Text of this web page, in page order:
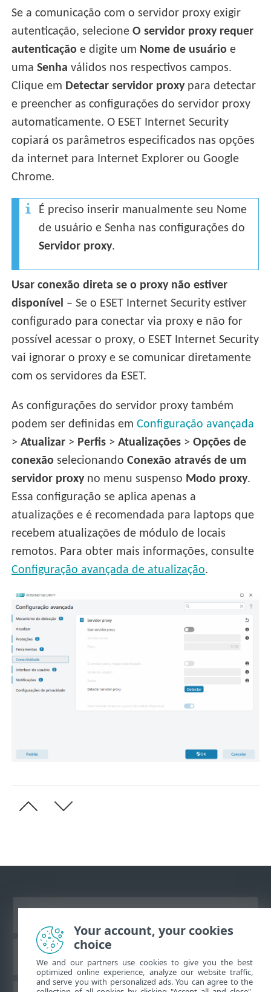
Se a comunicação com o servidor proxy exigir
autenticação, selecioneO servidor proxy requer
autenticação e digite um Nome de usuário e
umaSenha válidos nos respectivos campos.
Clique em Detectar servidor proxypara detectar
e preencher as configurações do servidor proxy
automaticamente. O ESET Internet Security
copiará os parâmetros especificados nas opções
da internet para Internet Explorer ou Google
Chrome.
É preciso inserir manualmente seu Nome
de usuário e Senha nas configurações do
Servidor proxy.
Usar conexão direta se o proxy não estiver
disponível – Se o ESET Internet Security estiver
configurado para conectar via proxy e não for
possível acessar o proxy, o ESET Internet Security
vai ignorar o proxy e se comunicar diretamente
com os servidores da ESET.
As configurações do servidor proxy também
podem ser definidas emConfiguração avançada
>Atualizar > Perfis >Atualizações >Opções de
conexão selecionandoConexão através de um
servidor proxyno menu suspenso Modo proxy.
Essa configuração se aplica apenas a
atualizações e é recomendada para laptops que
recebem atualizações de módulo de locais
remotos. Para obter mais informações, consulte
Configuração avançada de atualização.
Base de conhecimento da ESET
Your account, your cookies
choice
We and our partners use cookies to give you the best
optimized online experience, analyze our website traffic,
and serve you with personalized ads. You can agree to the